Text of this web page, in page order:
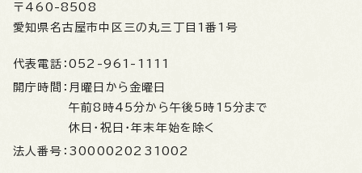
〒460-8508
愛知県名古屋市中区三の丸三丁目1番1号
代表電話： 052-961-1111
開庁時間： 月曜日から金曜日
午前8時45分から午後5時15分まで
休日・祝日・年末年始を除く
法人番号： 3000020231002